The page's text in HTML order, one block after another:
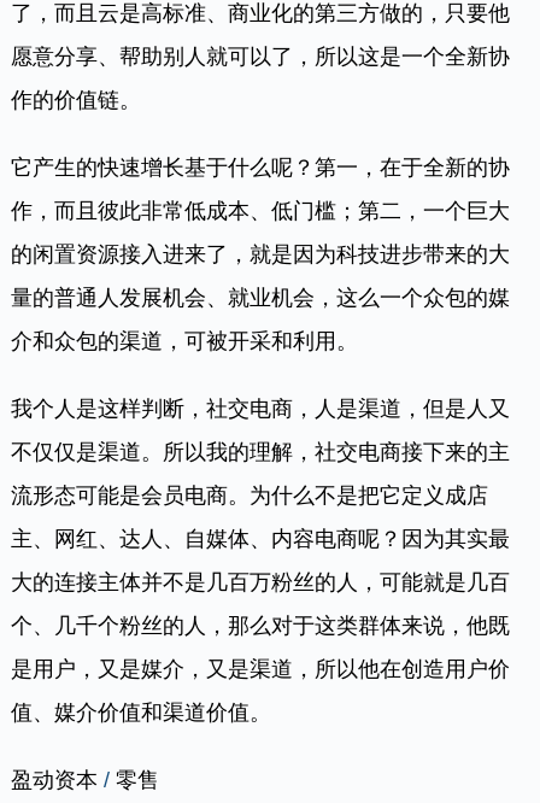
了，而且云是高标准、商业化的第三方做的，只要他
愿意分享、帮助别人就可以了，所以这是一个全新协
作的价值链。
它产生的快速增长基于什么呢？第一，在于全新的协
作，而且彼此非常低成本、低门槛；第二，一个巨大
的闲置资源接入进来了，就是因为科技进步带来的大
量的普通人发展机会、就业机会，这么一个众包的媒
介和众包的渠道，可被开采和利用。
我个人是这样判断，社交电商，人是渠道，但是人又
不仅仅是渠道。所以我的理解，社交电商接下来的主
流形态可能是会员电商。为什么不是把它定义成店
主、网红、达人、自媒体、内容电商呢？因为其实最
大的连接主体并不是几百万粉丝的人，可能就是几百
个、几千个粉丝的人，那么对于这类群体来说，他既
是用户，又是媒介，又是渠道，所以他在创造用户价
值、媒介价值和渠道价值。
盈动资本 /零售